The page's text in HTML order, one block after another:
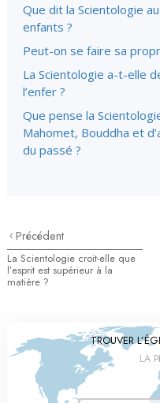
Que dit la Scientologie
enfants ?
Peut-on se faire sa
La Scientologie a-t-elle
l’enfer ?
Que pense la
Mahomet, Bouddha et
du passé ?
Précédent
La Scientologie croit-elle que
l’esprit est supérieur à la
matière ?
TROUVER
LA